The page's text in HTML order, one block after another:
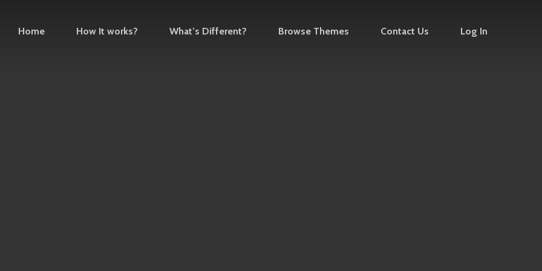
Home How It works? What’s Different? Browse Themes Contact Us Log In